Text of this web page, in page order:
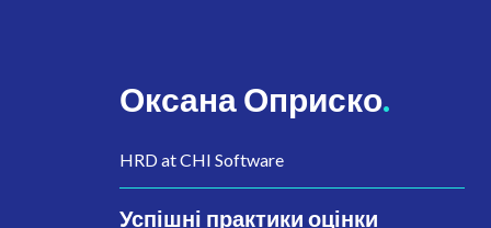
Оксана Оприско.
HRD at CHI Software
Успішні практики оцінки